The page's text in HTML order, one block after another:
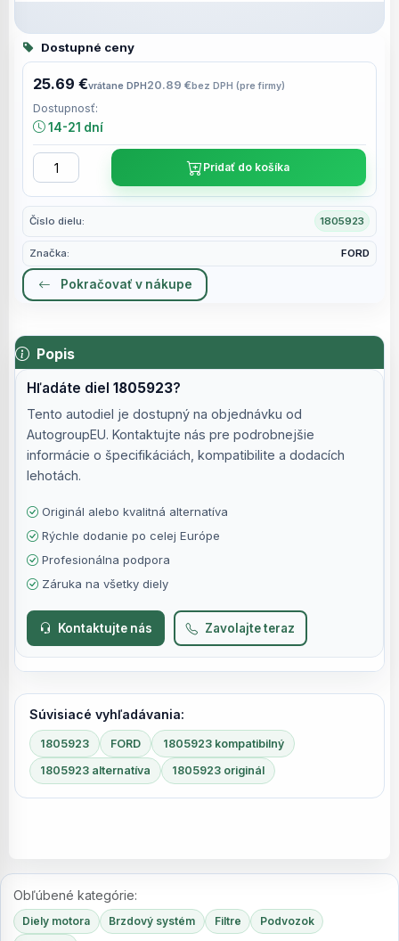
Číslo dielu: 1805923
Značka: FORD
Dostupné ceny
25.69 €vrátane DPH20.89 €bez DPH (pre firmy)
Dostupnosť:
14-21 dní
Pridať do košíka
Pokračovať v nákupe
Popis
Hľadáte diel1805923?
Tento autodiel je dostupný na objednávku od
AutogroupEU. Kontaktujte nás pre podrobnejšie
informácie o špecifikáciách, kompatibilite a dodacích
lehotách.
Originál alebo kvalitná alternatíva
Rýchle dodanie po celej Európe
Profesionálna podpora
Záruka na všetky diely
Kontaktujte nás Zavolajte teraz
Súvisiacé vyhľadávania:
1805923 FORD 1805923 kompatibilný
1805923 alternatíva 1805923 originál
Obľúbené kategórie:
Diely motora Brzdový systém Filtre
Podvozok